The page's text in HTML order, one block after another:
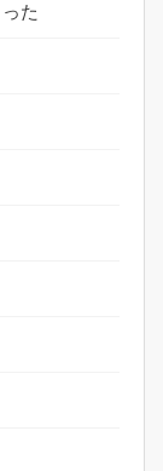
た